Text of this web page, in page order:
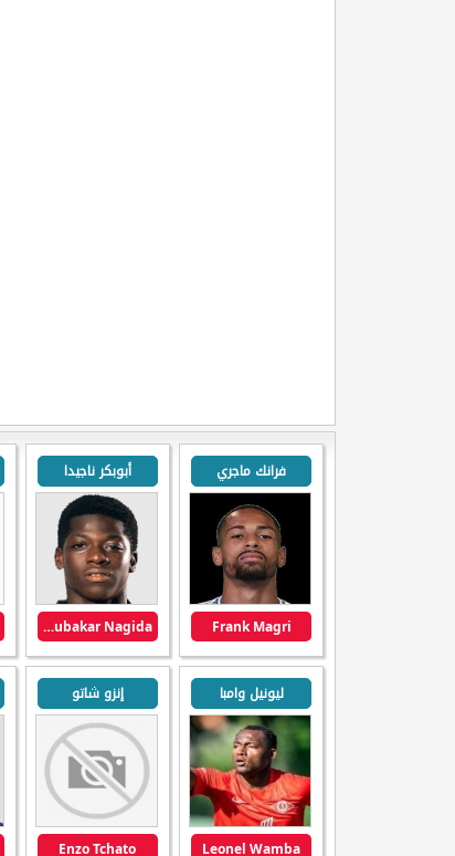
فرانك ماجري
Frank Magri
أبوبكر ناجيدا
Aboubakar Nagida
ليونيل وامبا
Leonel Wamba
إنزو شاتو
Enzo Tchato